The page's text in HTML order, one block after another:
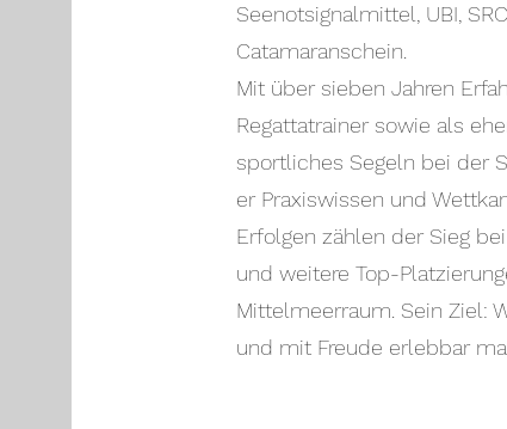
Seenotsignalmittel, UBI,
Catamaranschein.
Mit über sieben Jahren
Regattatrainer sowie als
sportliches Segeln bei der
er Praxiswissen und
Erfolgen zählen der Sieg
und weitere Top-
Mittelmeerraum. Sein Ziel:
und mit Freude erlebbar